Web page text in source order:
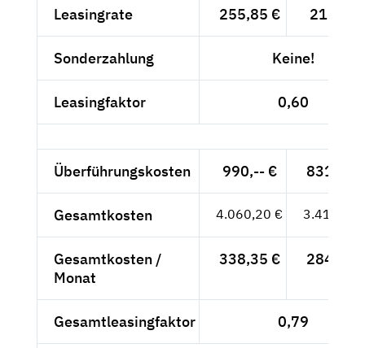
Leasingrate 255,85 € 215,-- €
Sonderzahlung Keine!
Leasingfaktor 0,60
Überführungskosten 990,-- € 831,93
Gesamtkosten 4.060,20 € 3.411,93
Gesamtkosten /
Monat
338,35 € 284,33
Gesamtleasingfaktor 0,79